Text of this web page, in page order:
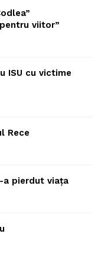
viitor”
ISU cu victime
Rece
a pierdut viața